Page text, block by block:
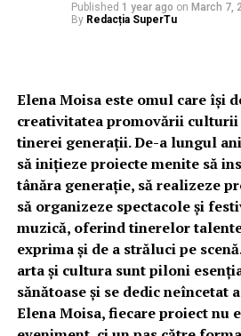
Published 1 year ago on March 7,
By Redacția SuperTu
Elena Moisa este omul care își
creativitatea promovării
tinerei generații. De-a lungul
să inițieze proiecte menite să
tânăra generație, să realizeze
să organizeze spectacole și
muzică, oferind tinerelor talente
exprima și de a străluci pe
arta și cultura sunt piloni
sănătoase și se dedic neîncetat
Elena Moisa, fiecare proiect nu